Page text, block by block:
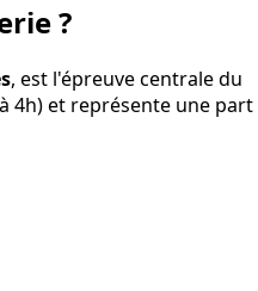
?
, est l'épreuve centrale du
4h) et représente une part